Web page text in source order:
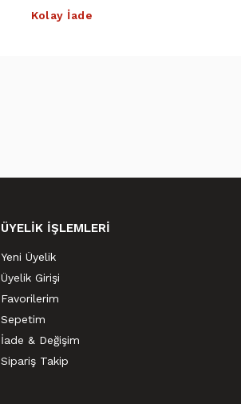
Kolay İade
ÜYELİK İŞLEMLERİ
Yeni Üyelik
Üyelik Girişi
Favorilerim
Sepetim
İade & Değişim
Sipariş Takip